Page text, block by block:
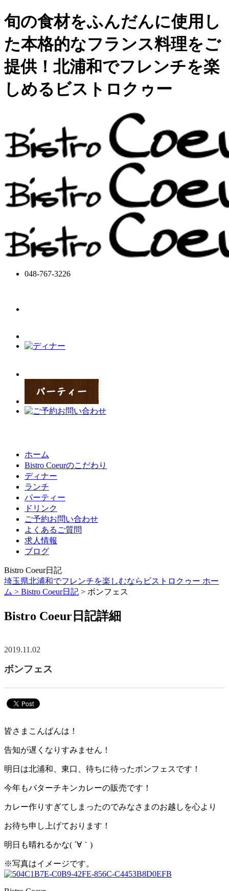
旬の食材をふんだんに使用し
た本格的なフランス料理をご
提供！北浦和でフレンチを楽
しめるビストロクゥー
048-767-3226
ホーム
Bistro Coeurのこだわり
ディナー
ランチ
パーティー
ドリンク
ご予約お問い合わせ
よくあるご質問
求人情報
ブログ
Bistro Coeur日記
埼玉県北浦和でフレンチを楽しむならビストロクゥー ホー
ム > Bistro Coeur日記 > ボンフェス
Bistro Coeur日記詳細
2019.11.02
ボンフェス
皆さまこんばんは！
告知が遅くなりすみません！
明日は北浦和、東口、待ちに待ったボンフェスです！
今年もバターチキンカレーの販売です！
カレー作りすぎてしまったのでみなさまのお越しを心より
お待ち申し上げております！
明日も晴れるかな( ´∀｀)
※写真はイメージです。